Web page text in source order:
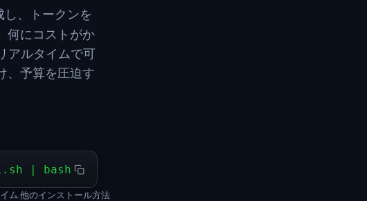
、トークンを
何にコストがか
アルタイムで可
、予算を圧迫す
| bash
ム.他のインストール方法